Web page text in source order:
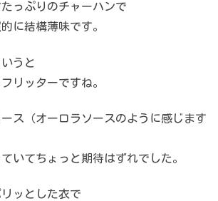
っぷりのチャーハンで
に結構薄味です。
うと
リッターですね。
ース（オーロラソースのように感じます
いてちょっと期待はずれでした。
ッとした衣で